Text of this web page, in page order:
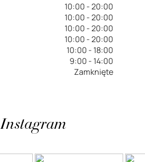
10:00 - 20:00
10:00 - 20:00
10:00 - 20:00
10:00 - 20:00
10:00 - 18:00
9:00 - 14:00
Zamknięte
Instagram